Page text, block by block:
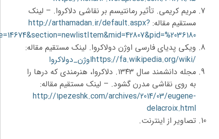
مریم کریمی. تأثیر رمانتیسم بر نقاشی دلاکروا. – لینک
مستقیم مقاله: http://arthamadan.ir/default.aspx?
ویکی پدیای فارسی اوژن دولاکروا. لینک مستقیم مقاله:
https://fa.wikipedia.org/wiki/اوژن_دولاکروا
مجله دانشمند سال ۱۳۴۳. دلاکروا، هنرمندی که درها را
به روی نقاشی مدرن گشود. – لینک مستقیم مقاله:
http://1pezeshk.com/archives/2014/03/eugene-
delacroix.html
تصاویر از اینترنت.